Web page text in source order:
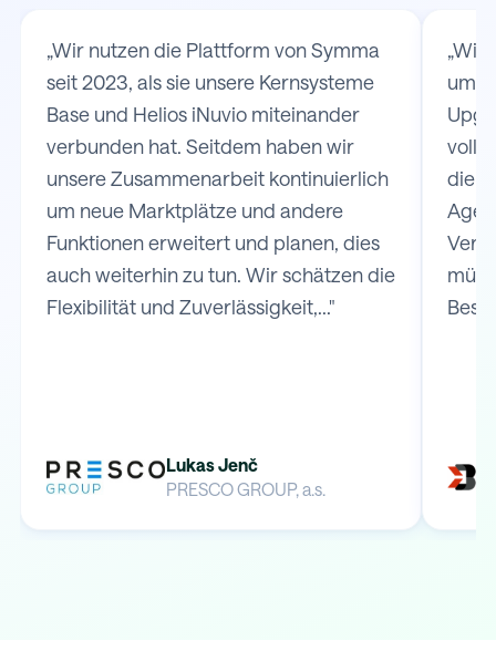
„Wir nutzen die Plattform von Symma
seit 2023, als sie unsere Kernsysteme
Base und Helios iNuvio miteinander
verbunden hat. Seitdem haben wir
unsere Zusammenarbeit kontinuierlich
um neue Marktplätze und andere
Funktionen erweitert und planen, dies
auch weiterhin zu tun. Wir schätzen die
Flexibilität und Zuverlässigkeit,..."
Lukas Jenč
PRESCO GROUP, a.s.
„Wir
um
die